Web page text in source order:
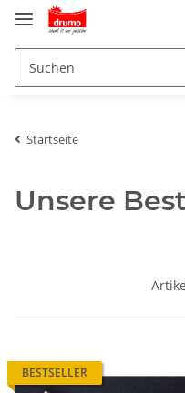
Startseite
Unsere
BESTSELLER